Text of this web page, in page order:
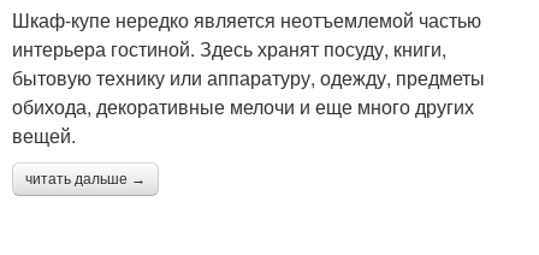
Шкаф-купе нередко является неотъемлемой частью
интерьера гостиной. Здесь хранят посуду, книги,
бытовую технику или аппаратуру, одежду, предметы
обихода, декоративные мелочи и еще много других
вещей.
читать дальше →